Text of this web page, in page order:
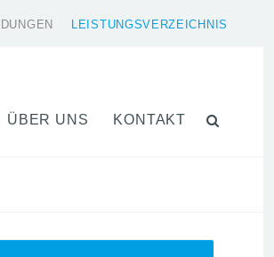
LEISTUNGSVERZEICHNIS
ÜBER UNS KONTAKT